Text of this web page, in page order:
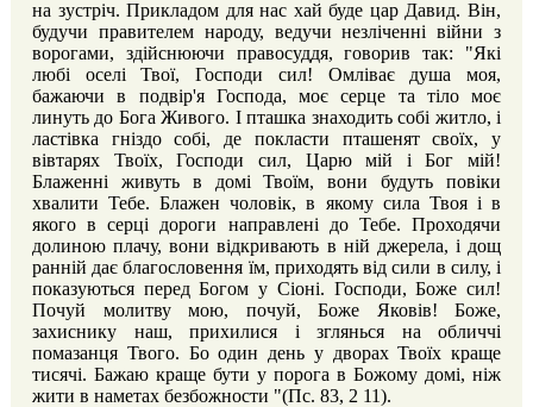
на зустріч. Прикладом для нас хай буде цар Давид. Він,
будучи правителем народу, ведучи незліченні війни з
ворогами, здійснюючи правосуддя, говорив так: "Які
любі оселі Твої, Господи сил! Омліває душа моя,
бажаючи в подвір'я Господа, моє серце та тіло моє
линуть до Бога Живого. І пташка знаходить собі житло, і
ластівка гніздо собі, де покласти пташенят своїх, у
вівтарях Твоїх, Господи сил, Царю мій і Бог мій!
Блаженні живуть в домі Твоїм, вони будуть повіки
хвалити Тебе. Блажен чоловік, в якому сила Твоя і в
якого в серці дороги направлені до Тебе. Проходячи
долиною плачу, вони відкривають в ній джерела, і дощ
ранній дає благословення їм, приходять від сили в силу, і
показуються перед Богом у Сіоні. Господи, Боже сил!
Почуй молитву мою, почуй, Боже Яковів! Боже,
захиснику наш, прихилися і зглянься на обличчі
помазанця Твого. Бо один день у дворах Твоїх краще
тисячі. Бажаю краще бути у порога в Божому домі, ніж
жити в наметах безбожности "(Пс. 83, 2 11).